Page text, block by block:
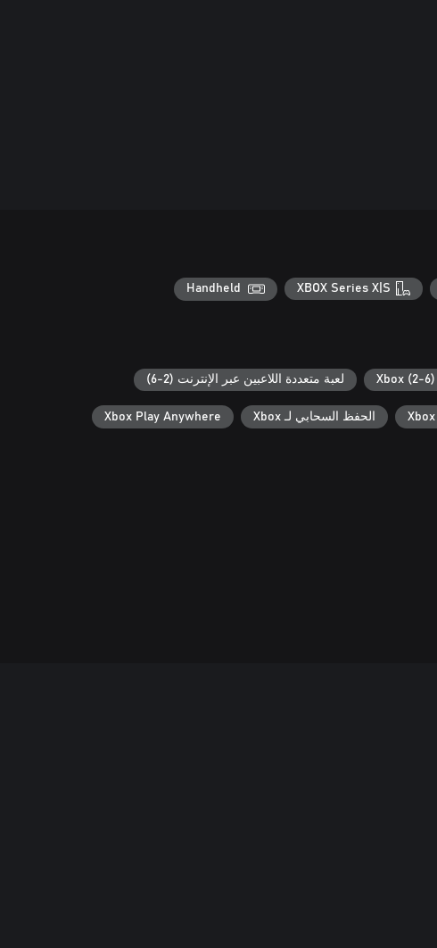
XBOX Series X|S
Handheld
لعبة متعددة اللاعبين عبر الإنترنت (2-6)
الحفظ السحابي لـ Xbox Xbox Play Anywhere